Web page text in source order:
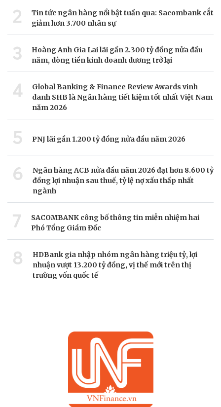
2
Tin tức ngân hàng nổi bật tuần qua: Sacombank cắt
giảm hơn 3.700 nhân sự
3
Hoàng Anh Gia Lai lãi gần 2.300 tỷ đồng nửa đầu
năm, dòng tiền kinh doanh dương trở lại
4
Global Banking & Finance Review Awards vinh
danh SHB là Ngân hàng tiết kiệm tốt nhất Việt Nam
năm 2026
5 PNJ lãi gần 1.200 tỷ đồng nửa đầu năm 2026
6
Ngân hàng ACB nửa đầu năm 2026 đạt hơn 8.600 tỷ
đồng lợi nhuận sau thuế, tỷ lệ nợ xấu thấp nhất
ngành
7
SACOMBANK công bố thông tin miễn nhiệm hai
Phó Tổng Giám Đốc
8
HDBank gia nhập nhóm ngân hàng triệu tỷ, lợi
nhuận vượt 13.200 tỷ đồng, vị thế mới trên thị
trường vốn quốc tế